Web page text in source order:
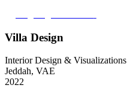
Villa Design
Interior Design & Visualizations
Jeddah, VAE
2022